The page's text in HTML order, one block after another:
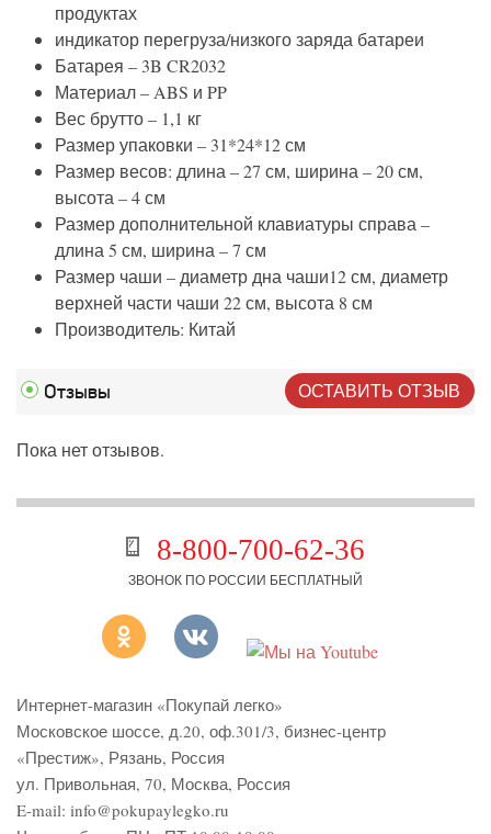
продуктах
индикатор перегруза/низкого заряда батареи
Батарея – 3B CR2032
Материал – ABS и PP
Вес брутто – 1,1 кг
Размер упаковки – 31*24*12 см
Размер весов: длина – 27 см, ширина – 20 см,
высота – 4 см
Размер дополнительной клавиатуры справа –
длина 5 см, ширина – 7 см
Размер чаши – диаметр дна чаши12 см, диаметр
верхней части чаши 22 см, высота 8 см
Производитель: Китай
Отзывы ОСТАВИТЬ ОТЗЫВ
Пока нет отзывов.
8-800-700-62-36
ЗВОНОК ПО РОССИИ БЕСПЛАТНЫЙ
Интернет-магазин «Покупай легко»
Московское шоссе, д.20, оф.301/3, бизнес-центр
«Престиж», Рязань, Россия
ул. Привольная, 70, Москва, Россия
E-mail: info@pokupaylegko.ru